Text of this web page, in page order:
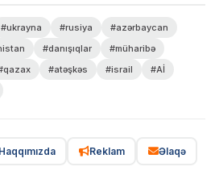
#ukrayna #rusiya
#azərbaycan
#danışıqlar
#müharibə
#atəşkəs #israil
#Aİ
Reklam Əlaqə